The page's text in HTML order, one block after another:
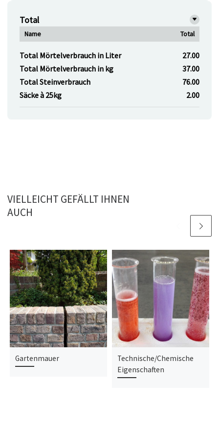
Total
Name Total
Total Mörtelverbrauch in Liter
27.00
Total Mörtelverbrauch in kg
37.00
Total Steinverbrauch
76.00
Säcke à 25kg
2.00
VIELLEICHT GEFÄLLT IHNEN
AUCH
Gartenmauer
Technische/Chemische
Eigenschaften